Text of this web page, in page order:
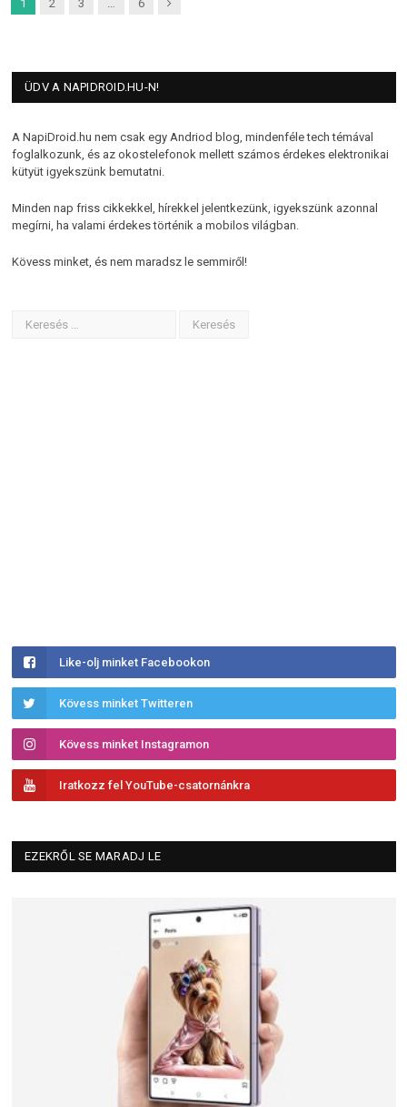
1 2 3 6
ÜDV A NAPIDROID.HU-N!
A NapiDroid.hu nem csak egy Andriod blog, mindenféle tech témával
foglalkozunk, és az okostelefonok mellett számos érdekes elektronikai
kütyüt igyekszünk bemutatni.
Minden nap friss cikkekkel, hírekkel jelentkezünk, igyekszünk azonnal
megírni, ha valami érdekes történik a mobilos világban.
Kövess minket, és nem maradsz le semmiről!
Like-olj minket Facebookon
Kövess minket Twitteren
Kövess minket Instagramon
Iratkozz fel YouTube-csatornánkra
EZEKRŐL SE MARADJ LE